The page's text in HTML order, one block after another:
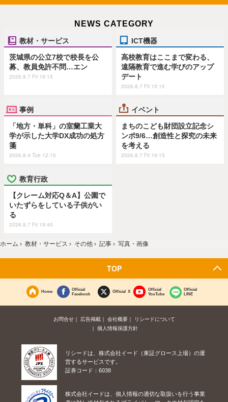
NEWS CATEGORY
教材・サービス
茨城県の公立7校で校長を公
募、教員免許不問…エン
2026.8.7 Fri 19:15
ICT機器
高校教育はここまで変わる、
遠隔教育で進む学びのアップ
デート
2026.8.7 Fri 15:15
事例
「地方・単科」の室蘭工業大
学が示した大学DX成功の処方
箋
2026.8.4 Tue 12:15
イベント
まちのこども財団設立記念シ
ンポ9/6…創造性と探究の未来
を考える
2026.8.7 Fri 16:15
教育行政
【クレーム対応Q＆A】公園で
いたずらをしている子供がい
る
2026.8.7 Fri 19:45
ホーム › 教材・サービス › その他 › 記事 › 写真・画像
TOP
Home
Official
Facebook
Official X
Official
YouTube
Official
LINE
お問合せ 広告掲載 会社概要
リシードについて
個人情報保護方針
リシードは、株式会社イード（東証グロース上場）の運
営するサービスです。
証券コード：6038
株式会社イードは、個人情報の適切な取扱いを行う事業